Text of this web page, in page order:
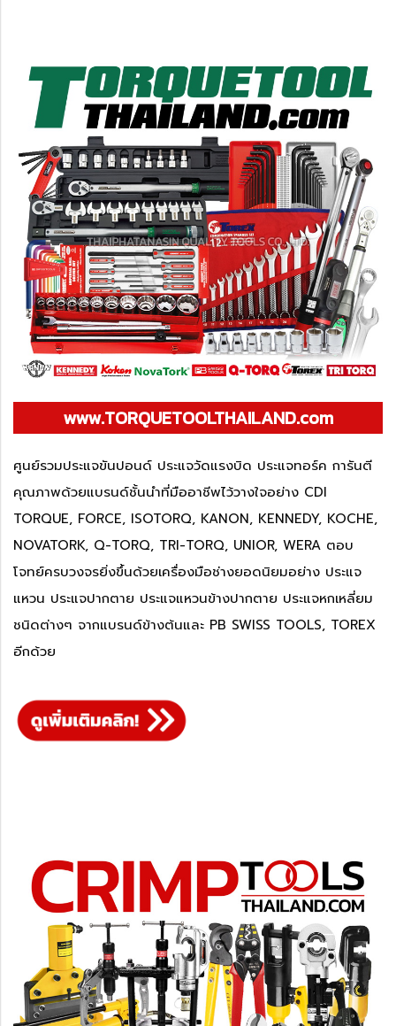
www.TORQUETOOLTHAILAND.com
ศูนย์รวมประแจขันปอนด์ ประแจวัดแรงบิด ประแจทอร์ค การันตี
คุณภาพด้วยแบรนด์ชั้นนำที่มืออาชีพไว้วางใจอย่าง CDI
TORQUE, FORCE, ISOTORQ, KANON, KENNEDY, KOCHE,
NOVATORK, Q-TORQ, TRI-TORQ, UNIOR, WERA ตอบ
โจทย์ครบวงจรยิ่งขึ้นด้วยเครื่องมือช่างยอดนิยมอย่าง ประแจ
แหวน ประแจปากตาย ประแจแหวนข้างปากตาย ประแจหกเหลี่ยม
ชนิดต่างๆ จากแบรนด์ข้างต้นและ PB SWISS TOOLS, TOREX
อีกด้วย